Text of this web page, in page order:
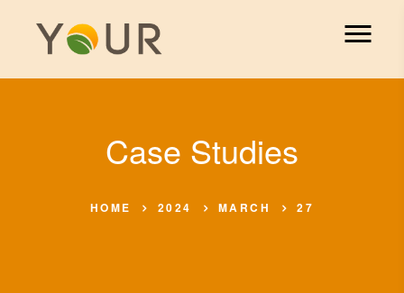
Case Studies
HOME 2024 MARCH 27